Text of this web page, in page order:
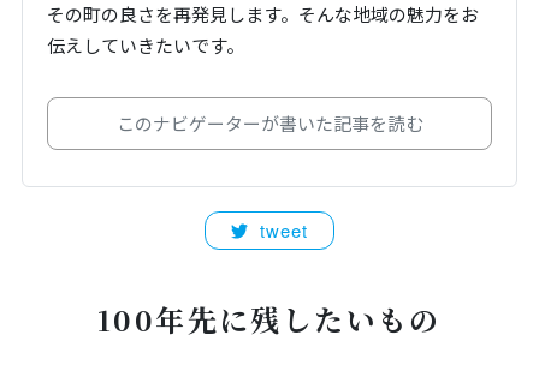
その町の良さを再発見します。そんな地域の魅力をお
伝えしていきたいです。
このナビゲーターが書いた記事を読む
tweet
100年先に残したいもの